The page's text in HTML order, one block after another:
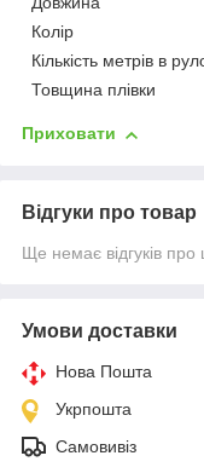
Колір
Кількість метрів в
Товщина плівки
Приховати
Відгуки про товар
Ще немає відгуків про
Умови доставки
Нова Пошта
Укрпошта
Самовивіз